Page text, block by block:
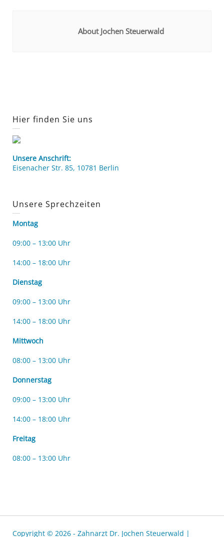
About Jochen Steuerwald
Hier finden Sie uns
Unsere Anschrift:
Eisenacher Str. 85, 10781 Berlin
Unsere Sprechzeiten
Montag
09:00 – 13:00 Uhr
14:00 – 18:00 Uhr
Dienstag
09:00 – 13:00 Uhr
14:00 – 18:00 Uhr
Mittwoch
08:00 – 13:00 Uhr
Donnerstag
09:00 – 13:00 Uhr
14:00 – 18:00 Uhr
Freitag
08:00 – 13:00 Uhr
Copyright © 2026 - Zahnarzt Dr. Jochen Steuerwald |